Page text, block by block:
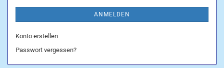
ANMELDEN
Konto erstellen
Passwort vergessen?